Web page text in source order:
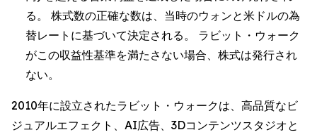
る。 株式数の正確な数は、当時のウォンと米ドルの為
替レートに基づいて決定される。 ラビット・ウォーク
がこの収益性基準を満たさない場合、株式は発行され
ない。
2010年に設立されたラビット・ウォークは、高品質なビ
ジュアルエフェクト、AI広告、3Dコンテンツスタジオと